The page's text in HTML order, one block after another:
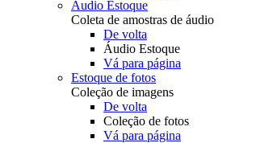
Áudio Estoque
Coleta de amostras de áudio
De volta
Áudio Estoque
Vá para página
Estoque de fotos
Coleção de imagens
De volta
Coleção de fotos
Vá para página